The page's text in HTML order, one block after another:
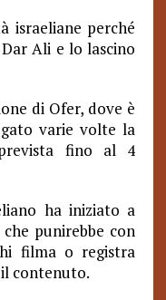
israeliane perché
Ali e lo lascino
di Ofer, dove è
varie volte la
fino al 4
ha iniziato a
punirebbe con
filma o registra
contenuto.